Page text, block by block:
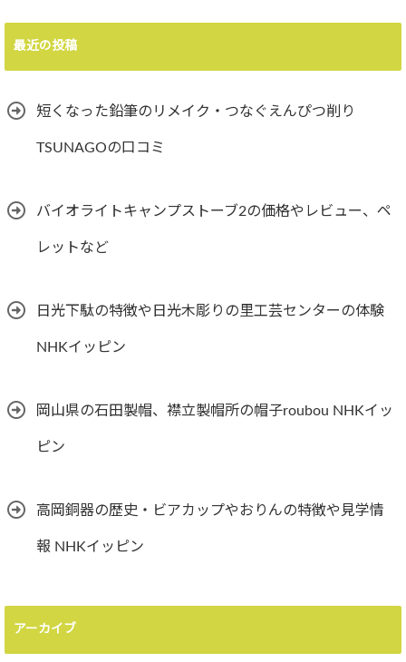
最近の投稿
短くなった鉛筆のリメイク・つなぐえんぴつ削り
TSUNAGOの口コミ
バイオライトキャンプストーブ2の価格やレビュー、ペ
レットなど
日光下駄の特徴や日光木彫りの里工芸センターの体験
NHKイッピン
岡山県の石田製帽、襟立製帽所の帽子roubou NHKイッ
ピン
高岡銅器の歴史・ビアカップやおりんの特徴や見学情
報 NHKイッピン
アーカイブ